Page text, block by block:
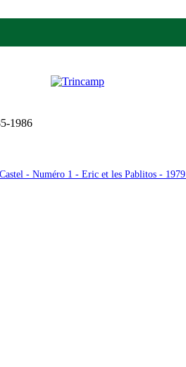
1986
- Numéro 1 - Eric et les Pablitos - 1979